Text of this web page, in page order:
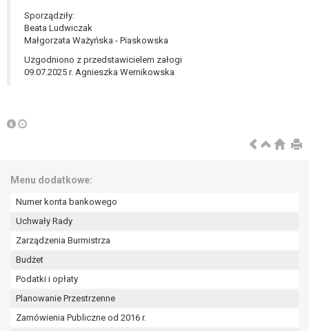
Sporządziły:
Beata Ludwiczak
Małgorzata Ważyńska - Piaskowska
Uzgodniono z przedstawicielem załogi
09.07.2025 r. Agnieszka Wernikowska
Menu dodatkowe:
Numer konta bankowego
Uchwały Rady
Zarządzenia Burmistrza
Budżet
Podatki i opłaty
Planowanie Przestrzenne
Zamówienia Publiczne od 2016 r.